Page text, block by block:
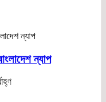
ন্যাপ
ন্যাপ